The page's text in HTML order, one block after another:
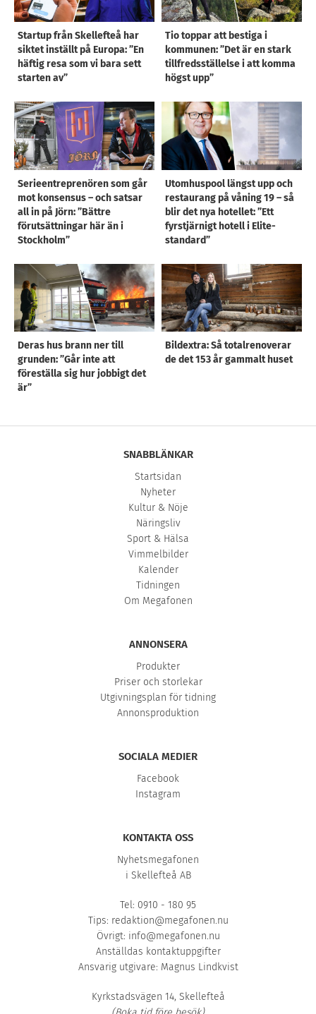
Startup från Skellefteå har
siktet inställt på Europa: ”En
häftig resa som vi bara sett
starten av”
Tio toppar att bestiga i
kommunen: ”Det är en stark
tillfredsställelse i att komma
högst upp”
Serieentreprenören som går
mot konsensus – och satsar
all in på Jörn: ”Bättre
förutsättningar här än i
Stockholm”
Utomhuspool längst upp och
restaurang på våning 19 – så
blir det nya hotellet: ”Ett
fyrstjärnigt hotell i Elite-
standard”
Deras hus brann ner till
grunden: ”Går inte att
föreställa sig hur jobbigt det
är”
Bildextra: Så totalrenoverar
de det 153 år gammalt huset
SNABBLÄNKAR
Startsidan
Nyheter
Kultur & Nöje
Näringsliv
Sport & Hälsa
Vimmelbilder
Kalender
Tidningen
Om Megafonen
ANNONSERA
Produkter
Priser och storlekar
Utgivningsplan för tidning
Annonsproduktion
SOCIALA MEDIER
Facebook
Instagram
KONTAKTA OSS
Nyhetsmegafonen
i Skellefteå AB
Tel: 0910 - 180 95
Tips: redaktion@megafonen.nu
Övrigt: info@megafonen.nu
Anställdas kontaktuppgifter
Ansvarig utgivare: Magnus Lindkvist
Kyrkstadsvägen 14, Skellefteå